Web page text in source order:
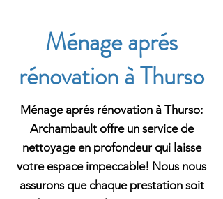
Ménage aprés
rénovation à Thurso
Ménage aprés rénovation à Thurso:
Archambault offre un service de
nettoyage en profondeur qui laisse
votre espace impeccable! Nous nous
assurons que chaque prestation soit